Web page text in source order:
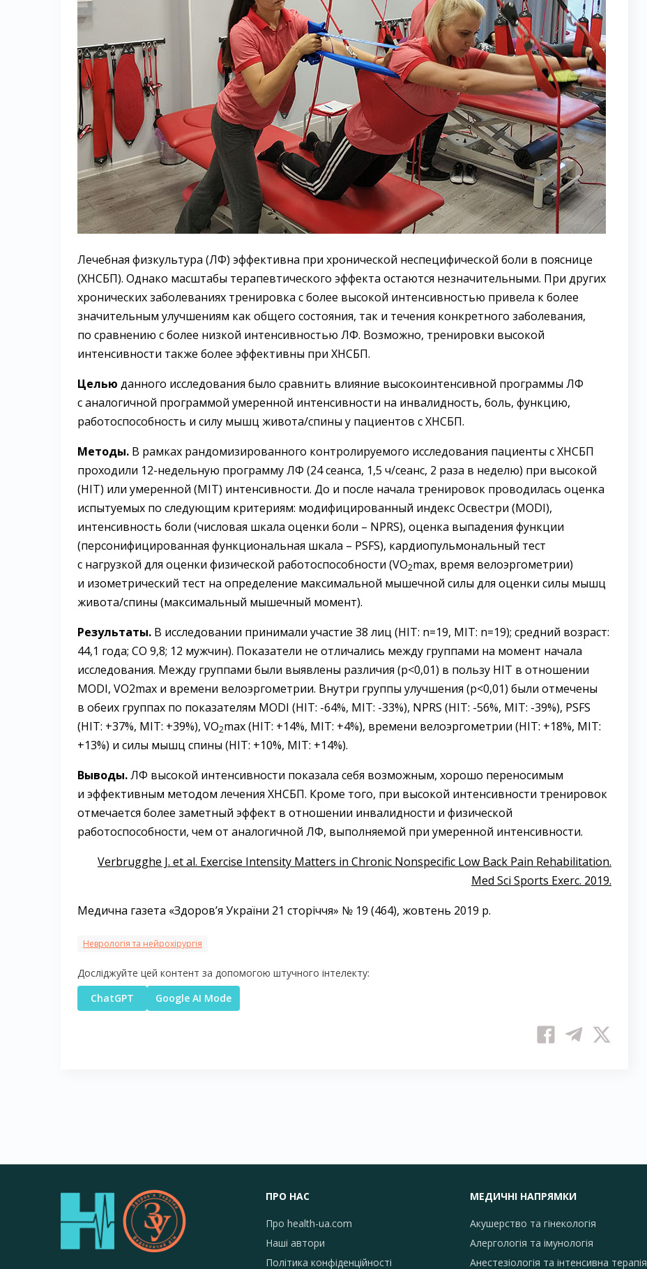
Лечебная физкультура (ЛФ) эффективна при хронической неспецифической боли в пояснице
(ХНСБП). Однако масштабы терапевтического эффекта остаются незначительными. При других
хронических заболеваниях тренировка с более высокой интенсивностью привела к более
значительным улучшениям как общего состояния, так и течения конкретного заболевания,
по сравнению с более низкой интенсивностью ЛФ. Возможно, тренировки высокой
интенсивности также более эффективны при ХНСБП.
Целью данного исследования было сравнить влияние высокоинтенсивной программы ЛФ
с аналогичной программой умеренной интенсивности на инвалидность, боль, функцию,
работоспособность и силу мышц живота/спины у пациентов с ХНСБП.
Методы. В рамках рандомизированного контролируемого исследования пациенты с ХНСБП
проходили 12-недельную программу ЛФ (24 сеанса, 1,5 ч/сеанс, 2 раза в неделю) при высокой
(HIT) или умеренной (MIT) интенсивности. До и после начала тренировок проводилась оценка
испытуемых по следующим критериям: модифицированный индекс Освестри (MODI),
интенсивность боли (числовая шкала оценки боли – NPRS), оценка выпадения функции
(персонифицированная функциональная шкала – PSFS), кардиопульмональный тест
с нагрузкой для оценки физической работоспособности (VO2max, время велоэргометрии)
и изометрический тест на определение максимальной мышечной силы для оценки силы мышц
живота/спины (максимальный мышечный момент).
Результаты. В исследовании принимали участие 38 лиц (HIT: n=19, MIT: n=19); средний возраст:
44,1 года; СО 9,8; 12 мужчин). Показатели не отличались между группами на момент начала
исследования. Между группами были выявлены различия (p<0,01) в пользу HIT в отношении
MODI, VO2max и времени велоэргометрии. Внутри группы улучшения (р<0,01) были отмечены
в обеих группах по показателям MODI (HIT: -64%, MIT: -33%), NPRS (HIT: -56%, MIT: -39%), PSFS
(HIT: +37%, MIT: +39%), VO2max (HIT: +14%, MIT: +4%), времени велоэргометрии (HIT: +18%, MIT:
+13%) и силы мышц спины (HIT: +10%, MIT: +14%).
Выводы.ЛФ высокой интенсивности показала себя возможным, хорошо переносимым
и эффективным методом лечения ХНСБП. Кроме того, при высокой интенсивности тренировок
отмечается более заметный эффект в отношении инвалидности и физической
работоспособности, чем от аналогичной ЛФ, выполняемой при умеренной интенсивности.
Verbrugghe J. et al. Exercise Intensity Matters in Chronic Nonspecific Low Back Pain Rehabilitation.
Med Sci Sports Exerc. 2019.
Медична газета «Здоров’я України 21 сторіччя» № 19 (464), жовтень 2019 р.
Неврологія та нейрохірургія
Досліджуйте цей контент за допомогою штучного інтелекту:
ChatGPT
Google AI Mode
ПРО НАС
Про health-ua.com
Наші автори
Політика конфіденційності
МЕДИЧНІ НАПРЯМКИ
Акушерство та гінекологія
Алергологія та імунологія
Анестезіологія та інтенсивна терапія